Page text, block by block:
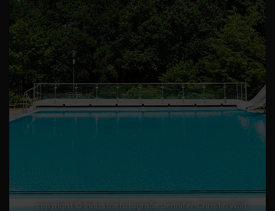
copyright © Industriefotografie Jennifer-Christin Wolf